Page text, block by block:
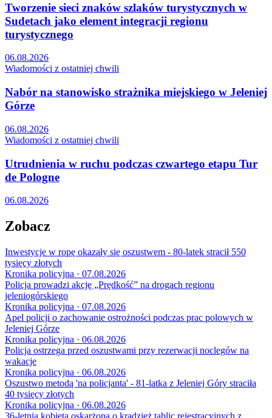
Tworzenie sieci znaków szlaków turystycznych w
Sudetach jako element integracji regionu
turystycznego
06.08.2026
Wiadomości z ostatniej chwili
Nabór na stanowisko strażnika miejskiego w Jeleniej
Górze
06.08.2026
Wiadomości z ostatniej chwili
Utrudnienia w ruchu podczas czwartego etapu Tur
de Pologne
06.08.2026
Zobacz
Inwestycje w ropę okazały się oszustwem - 80-latek stracił 550
tysięcy złotych
Kronika policyjna · 07.08.2026
Policja prowadzi akcję „Prędkość” na drogach regionu
jeleniogórskiego
Kronika policyjna · 07.08.2026
Apel policji o zachowanie ostrożności podczas prac polowych w
Jeleniej Górze
Kronika policyjna · 06.08.2026
Policja ostrzega przed oszustwami przy rezerwacji noclegów na
wakacje
Kronika policyjna · 06.08.2026
Oszustwo metodą 'na policjanta' - 81-latka z Jeleniej Góry straciła
40 tysięcy złotych
Kronika policyjna · 06.08.2026
36-letnia kobieta oskarżona o kradzież tablic rejestracyjnych z